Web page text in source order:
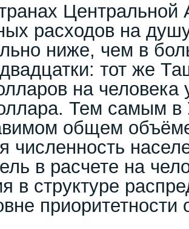
Центральной
расходов на
ниже, чем в
тот же
на человека
Тем самым в
общем
численность
в расчете на
в структуре